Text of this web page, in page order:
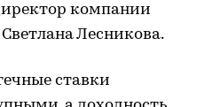
компании
Лесникова.
ставки